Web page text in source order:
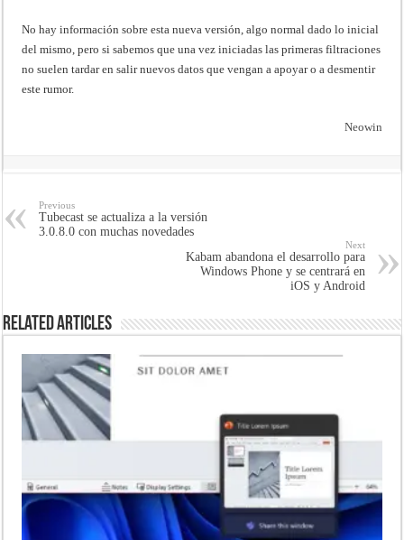
No hay información sobre esta nueva versión, algo normal dado lo inicial
del mismo, pero si sabemos que una vez iniciadas las primeras filtraciones
no suelen tardar en salir nuevos datos que vengan a apoyar o a desmentir
este rumor.
Neowin
Previous
Tubecast se actualiza a la versión
3.0.8.0 con muchas novedades
Next
Kabam abandona el desarrollo para
Windows Phone y se centrará en
iOS y Android
Related Articles